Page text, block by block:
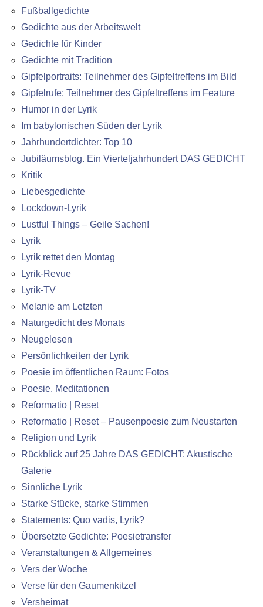
Fußballgedichte
Gedichte aus der Arbeitswelt
Gedichte für Kinder
Gedichte mit Tradition
Gipfelportraits: Teilnehmer des Gipfeltreffens im Bild
Gipfelrufe: Teilnehmer des Gipfeltreffens im Feature
Humor in der Lyrik
Im babylonischen Süden der Lyrik
Jahrhundertdichter: Top 10
Jubiläumsblog. Ein Vierteljahrhundert DAS GEDICHT
Kritik
Liebesgedichte
Lockdown-Lyrik
Lustful Things – Geile Sachen!
Lyrik
Lyrik rettet den Montag
Lyrik-Revue
Lyrik-TV
Melanie am Letzten
Naturgedicht des Monats
Neugelesen
Persönlichkeiten der Lyrik
Poesie im öffentlichen Raum: Fotos
Poesie. Meditationen
Reformatio | Reset
Reformatio | Reset – Pausenpoesie zum Neustarten
Religion und Lyrik
Rückblick auf 25 Jahre DAS GEDICHT: Akustische
Galerie
Sinnliche Lyrik
Starke Stücke, starke Stimmen
Statements: Quo vadis, Lyrik?
Übersetzte Gedichte: Poesietransfer
Veranstaltungen & Allgemeines
Vers der Woche
Verse für den Gaumenkitzel
Versheimat